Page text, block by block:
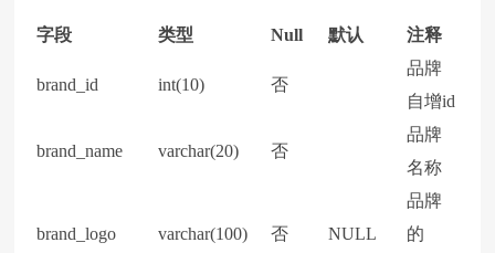
字段 类型 Null 默认 注释
brand_id int(10) 否
品牌
自增id
brand_name varchar(20) 否
品牌
名称
brand_logo varchar(100) 否 NULL
品牌
的